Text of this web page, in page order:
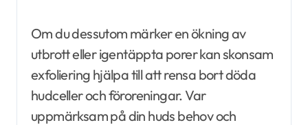
Om du dessutom märker en ökning av
utbrott eller igentäppta porer kan skonsam
exfoliering hjälpa till att rensa bort döda
hudceller och föroreningar. Var
uppmärksam på din huds behov och